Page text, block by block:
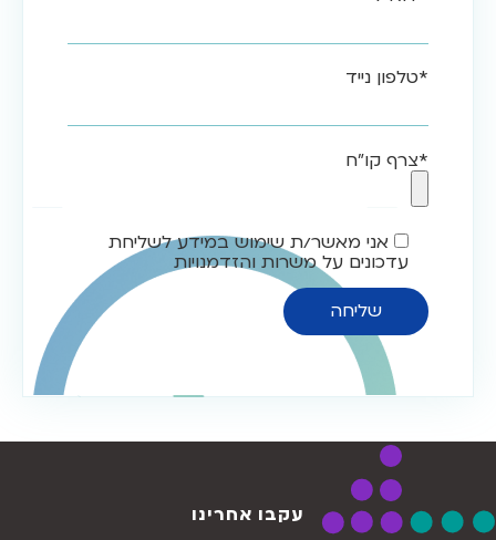
*טלפון נייד
*צרף קו"ח
אני מאשר/ת שימוש במידע לשליחת
עדכונים על משרות והזדמנויות
עקבו אחרינו